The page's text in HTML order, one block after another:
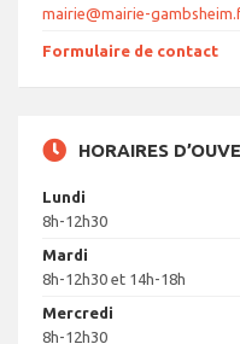
mairie@mairie-
Formulaire de contact
HORAIRES
Lundi
8h-12h30
Mardi
8h-12h30 et 14h-18h
Mercredi
8h-12h30